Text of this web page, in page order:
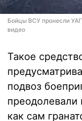
Бойцы ВСУ пронесли
видео
Такое
подвоз
как сам